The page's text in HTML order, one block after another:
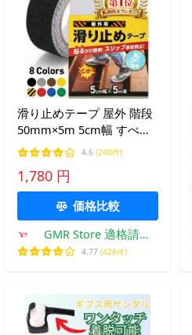
滑り止めテープ 屋外 階段
50mm×5m 5cm幅 すべり
止めテープ 防滑テープ ノ
ンスリップテープ 強力粘
着 耐水 スロープ 玄関 外
階段 コンクリート
4.6 (240件)
1,780 円
価格比較
GMR Store 適格請求
書・インボイス対応
4.77 (428件)